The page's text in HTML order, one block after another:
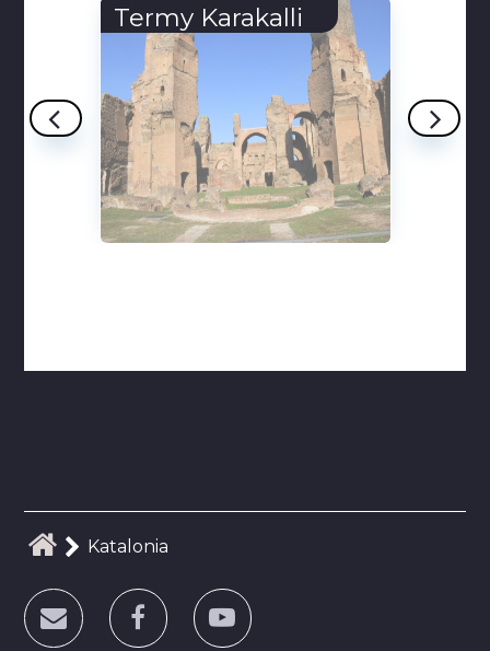
Barranco de
Jenejey
Katalonia